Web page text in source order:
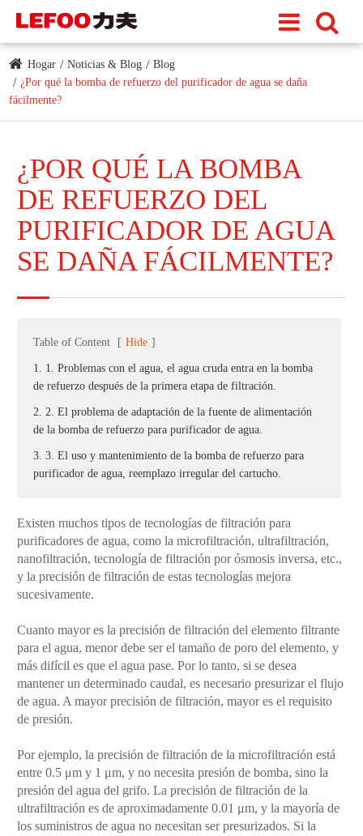
Hogar Noticias & Blog
Blog
¿Por qué la bomba de refuerzo del purificador de agua se daña
fácilmente?
¿POR QUÉ LA BOMBA
DE REFUERZO DEL
PURIFICADOR DE AGUA
SE DAÑA FÁCILMENTE?
Table of Content [ Hide ]
1. 1. Problemas con el agua, el agua cruda entra en la bomba
de refuerzo después de la primera etapa de filtración.
2. 2. El problema de adaptación de la fuente de alimentación
de la bomba de refuerzo para purificador de agua.
3. 3. El uso y mantenimiento de la bomba de refuerzo para
purificador de agua, reemplazo irregular del cartucho.
Existen muchos tipos de tecnologías de filtración para
purificadores de agua, como la microfiltración, ultrafiltración,
nanofiltración, tecnología de filtración por ósmosis inversa, etc.,
y la precisión de filtración de estas tecnologías mejora
sucesivamente.
Cuanto mayor es la precisión de filtración del elemento filtrante
para el agua, menor debe ser el tamaño de poro del elemento, y
más difícil es que el agua pase. Por lo tanto, si se desea
mantener un determinado caudal, es necesario presurizar el flujo
de agua. A mayor precisión de filtración, mayor es el requisito
de presión.
Por ejemplo, la precisión de filtración de la microfiltración está
entre 0.5 μm y 1 μm, y no necesita presión de bomba, sino la
presión del agua del grifo. La precisión de filtración de la
ultrafiltración es de aproximadamente 0.01 μm, y la mayoría de
los suministros de agua no necesitan ser presurizados. Si la